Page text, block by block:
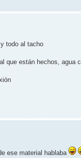
todo al tacho
que están hechos, agua
ese material hablaba